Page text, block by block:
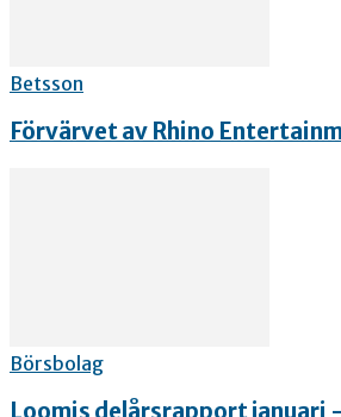
Betsson
Förvärvet av Rhino
Börsbolag
Loomis delårsrapport januari